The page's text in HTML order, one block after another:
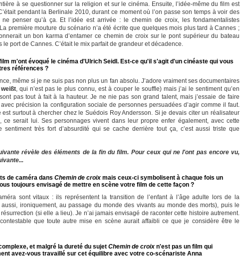
à se questionner sur la religion et sur le cinéma. Ensuite, l’idée-même du film est
pendant la Berlinale 2010, durant ce moment où l’on passe son temps à voir des
penser qu’à ça. Et l’idée est arrivée : le chemin de croix, les fondamentalistes
première mouture du scénario n’a été écrite que quelques mois plus tard à Cannes ;
un bon karma d’entamer ce chemin de croix sur le pont supérieur du bateau
le port de Cannes. C’était le mix parfait de grandeur et décadence.
m'ont évoqué le cinéma d'Ulrich Seidl. Est-ce qu'il s'agit d'un cinéaste qui vous
références ?
même si je ne suis pas non plus un fan absolu. J’adore vraiment ses documentaires
, qui n’est pas le plus connu, est à couper le souffle) mais j’ai le sentiment qu’en
pas tout à fait à la hauteur. Je ne nie pas son grand talent, mais j’essaie de faire
précision la configuration sociale de personnes persuadées d’agir comme il faut.
surtout à chercher chez le Suédois Roy Andersson. Si je devais citer un réalisateur
ce serait lui. Ses personnages vivent dans leur propre enfer également, avec cette
sentiment très fort d’absurdité qui se cache derrière tout ça, c’est aussi triste que
révèle des éléments de la fin du film. Pour ceux qui ne l'ont pas encore vu,
de caméra dans Chemin de croix mais ceux-ci symbolisent à chaque fois un
toujours envisagé de mettre en scène votre film de cette façon ?
sont vitaux : ils représentent la transition de l’enfant à l’âge adulte lors de la
ironiquement, au passage du monde des vivants au monde des morts), puis le
(si elle a lieu). Je n’ai jamais envisagé de raconter cette histoire autrement.
que toute autre mise en scène aurait affaibli ce que je considère être le
et malgré la dureté du sujet Chemin de croix n'est pas un film qui
avez-vous travaillé sur cet équilibre avec votre co-scénariste Anna